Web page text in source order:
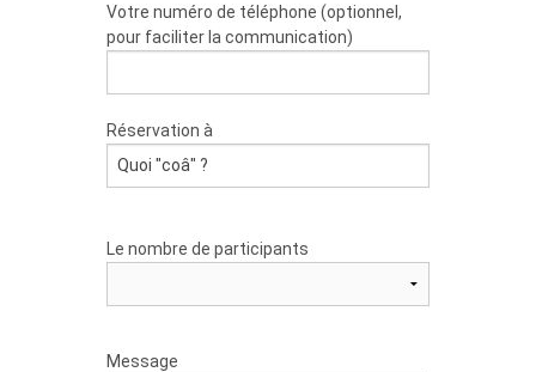
Votre numéro de téléphone (optionnel,
pour faciliter la communication)
Réservation à
Le nombre de participants
Message